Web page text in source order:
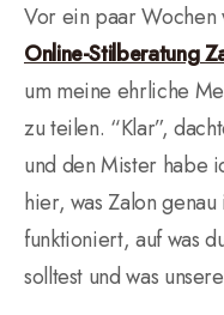
Vor ein paar
Online-Stilberatung
um meine ehrliche
zu teilen. “Klar”,
und den Mister habe
hier, was Zalon
funktioniert, auf was
solltest und was